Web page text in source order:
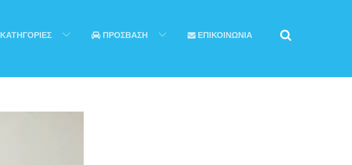
ΚΑΤΗΓΟΡΙΕΣ ΠΡΟΣΒΑΣΗ ΕΠΙΚΟΙΝΩΝΙΑ